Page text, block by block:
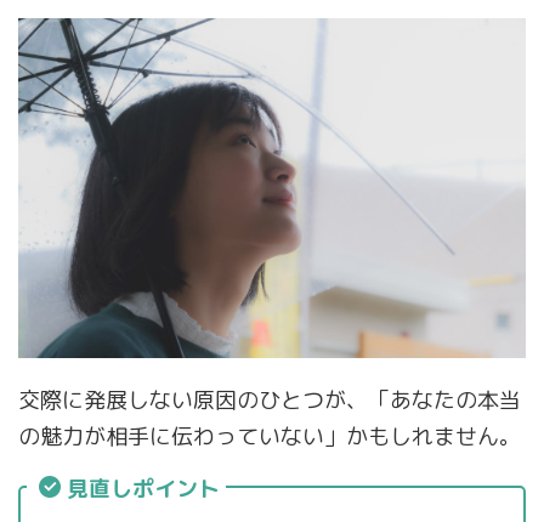
交際に発展しない原因のひとつが、「あなたの本当
の魅力が相手に伝わっていない」かもしれません。
見直しポイント